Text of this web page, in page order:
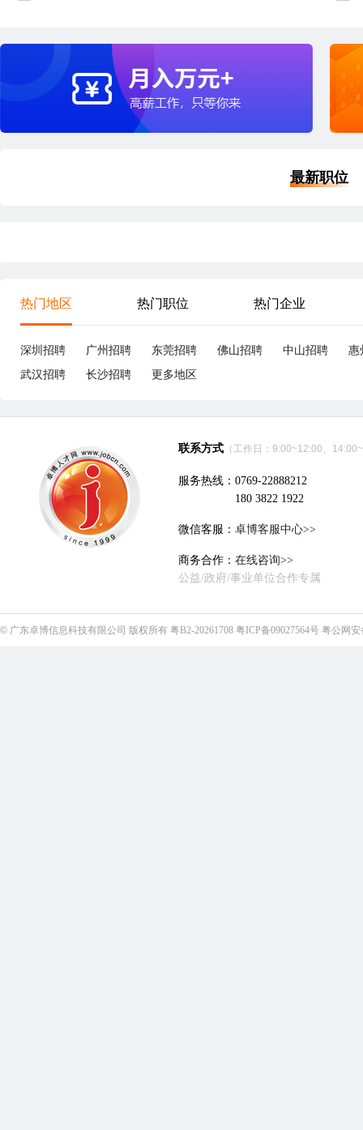
最新职位
热门地区 热门职位 热门企业
深圳招聘 广州招聘 东莞招聘 佛山招聘 中山招聘
惠
武汉招聘
长沙招聘 更多地区
联系方式 （工作日：9:00~12:00、
服务热线：0769-22888212
180 3822 1922
微信客服： 卓博客服中心>>
商务合作： 在线咨询>>
公益/政府/事业单位合作专属
© 广东卓博信息科技有限公司 版权所有 粤B2-20261708 粤ICP备09027564号 粤公网安